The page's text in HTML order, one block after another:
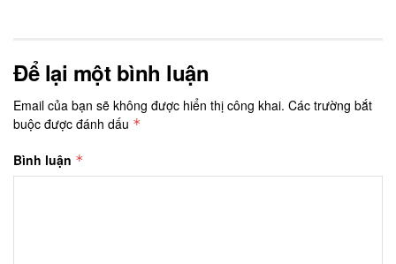
Để lại một bình luận
Email của bạn sẽ không được hiển thị công khai. Các trường bắt
buộc được đánh dấu *
Bình luận *